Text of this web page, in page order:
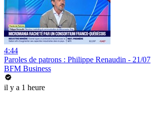
4:44
Paroles de patrons : Philippe Renaudin - 21/07
BFM Business
il y a 1 heure